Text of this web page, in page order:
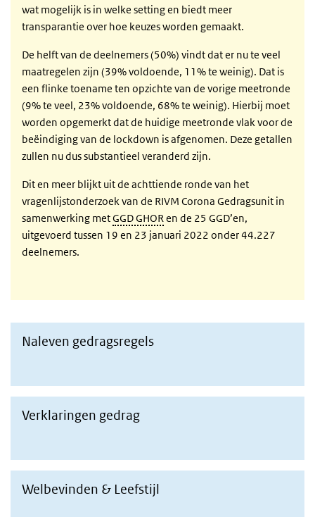
wat mogelijk is in welke setting en biedt meer
transparantie over hoe keuzes worden gemaakt.
De helft van de deelnemers (50%) vindt dat er nu te veel
maatregelen zijn (39% voldoende, 11% te weinig). Dat is
een flinke toename ten opzichte van de vorige meetronde
(9% te veel, 23% voldoende, 68% te weinig). Hierbij moet
worden opgemerkt dat de huidige meetronde vlak voor de
beëindiging van de lockdown is afgenomen. Deze getallen
zullen nu dus substantieel veranderd zijn.
Dit en meer blijkt uit de achttiende ronde van het
vragenlijstonderzoek van de RIVM Corona Gedragsunit in
samenwerking metGGD GHORen de 25 GGD’en,
uitgevoerd tussen 19 en 23 januari 2022 onder 44.227
deelnemers.
Naar resultaten opvolgen gedragsregels
Naleven gedragsregels
naar resultaten verklaringen gedrag
Verklaringen gedrag
naar resultaten welbevinden en leefstijl
Welbevinden & Leefstijl